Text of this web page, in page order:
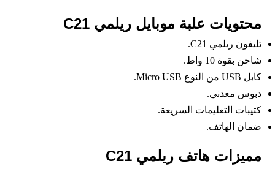
محتويات علبة موبايل ريلمي C21
تليفون ريلمي C21.
شاحن بقوة 10 واط.
كابل USB من النوع Micro USB.
دبوس معدني.
كتيبات التعليمات السريعة.
ضمان الهاتف.
مميزات هاتف ريلمي C21